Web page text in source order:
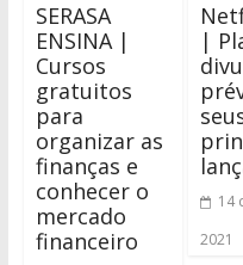
SERASA
ENSINA |
Cursos
gratuitos
para
organizar as
finanças e
conhecer o
mercado
financeiro
|
14
2021